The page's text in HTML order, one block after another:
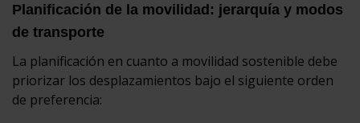
Planificación de la movilidad: jerarquía y modos
de transporte
La planificación en cuanto a movilidad sostenible debe
priorizar los desplazamientos bajo el siguiente orden
de preferencia: